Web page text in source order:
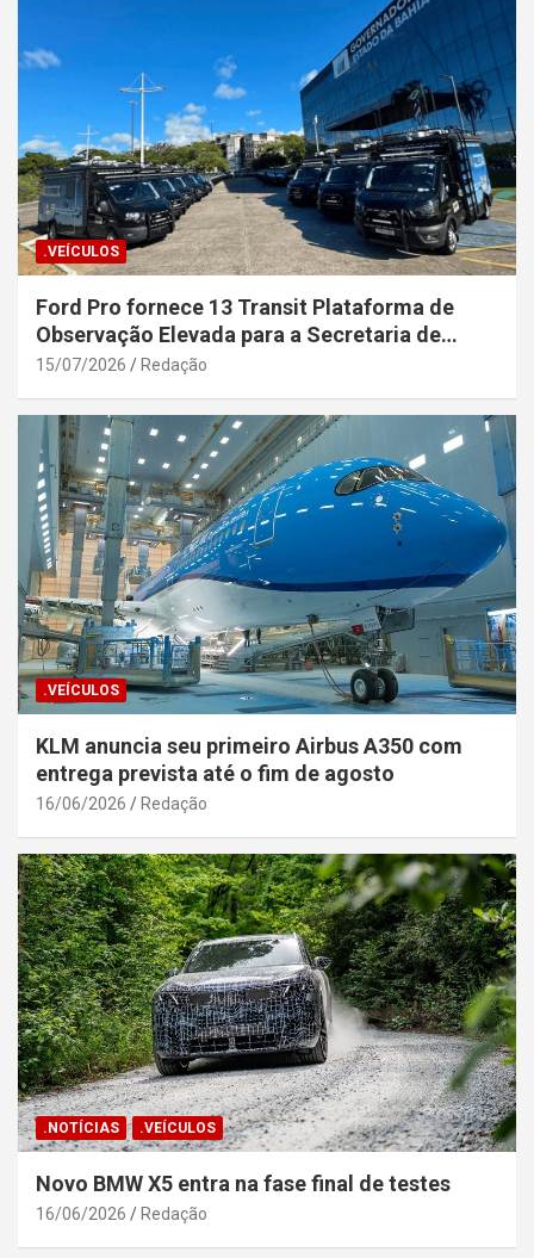
.VEÍCULOS
Ford Pro fornece 13 Transit Plataforma de
Observação Elevada para a Secretaria de
Segurança Pública da Bahia
15/07/2026 Redação
.VEÍCULOS
KLM anuncia seu primeiro Airbus A350 com
entrega prevista até o fim de agosto
16/06/2026 Redação
.NOTÍCIAS .VEÍCULOS
Novo BMW X5 entra na fase final de testes
16/06/2026 Redação